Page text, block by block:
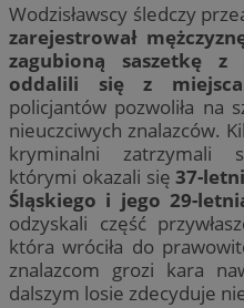
Wodzisławscy śledczy
zarejestrował
zagubioną saszetkę
oddalili się z miejsca
policjantów pozwoliła na
nieuczciwych znalazców.
kryminalni zatrzymali
którymi okazali się37-
Śląskiego i jego 29-
odzyskali część
która wróciła do
znalazcom grozi kara
dalszym losie zdecyduje